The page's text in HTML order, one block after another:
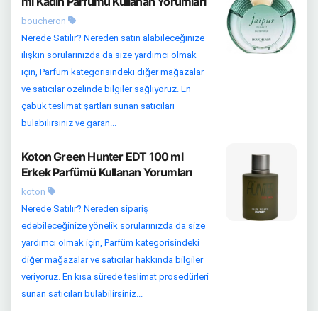
boucheron
Nerede Satılır? Nereden satın alabileceğinize
ilişkin sorularınızda da size yardımcı olmak
için, Parfüm kategorisindeki diğer mağazalar
ve satıcılar özelinde bilgiler sağlıyoruz. En
çabuk teslimat şartları sunan satıcıları
bulabilirsiniz ve garan...
Koton Green Hunter EDT 100 ml
Erkek Parfümü Kullanan Yorumları
koton
Nerede Satılır? Nereden sipariş
edebileceğinize yönelik sorularınızda da size
yardımcı olmak için, Parfüm kategorisindeki
diğer mağazalar ve satıcılar hakkında bilgiler
veriyoruz. En kısa sürede teslimat prosedürleri
sunan satıcıları bulabilirsiniz...